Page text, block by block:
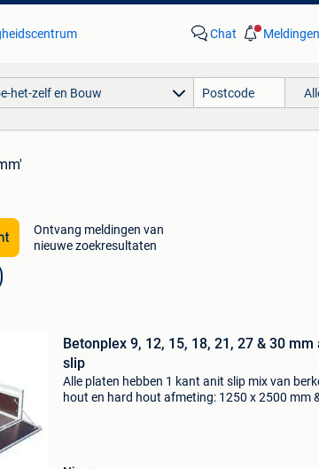
Chat Meldingen
het-zelf en Bouw
Ontvang meldingen van
nieuwe zoekresultaten
Betonplex 9, 12, 15, 18, 21, 27 & 30 mm
slip
Alle platen hebben 1 kant anit slip mix van
hout en hard hout afmeting: 1250 x 2500 mm